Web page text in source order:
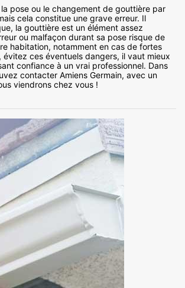
pose ou le changement de gouttière par
cela constitue une grave erreur. Il
la gouttière est un élément assez
ou malfaçon durant sa pose risque de
habitation, notamment en cas de fortes
évitez ces éventuels dangers, il vaut mieux
confiance à un vrai professionnel. Dans
contacter Amiens Germain, avec un
viendrons chez vous !